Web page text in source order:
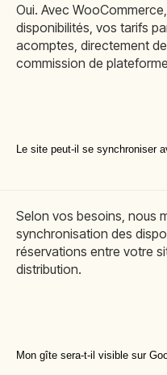
Oui. Avec
disponibilités, vos tarifs
acomptes, directement
commission de
Le site peut-il se synchroniser
Selon vos besoins, nous
synchronisation des
réservations entre votre
distribution.
Mon gîte sera-t-il visible sur